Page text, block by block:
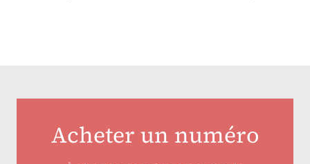
Acheter un numéro